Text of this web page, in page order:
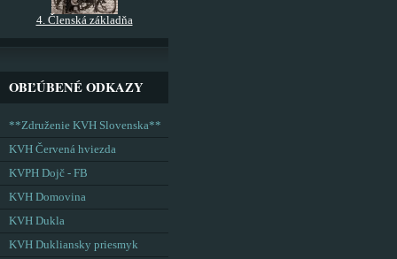
4. Členská základňa
OBĽÚBENÉ ODKAZY
**Združenie KVH Slovenska**
KVH Červená hviezda
KVPH Dojč - FB
KVH Domovina
KVH Dukla
KVH Dukliansky priesmyk